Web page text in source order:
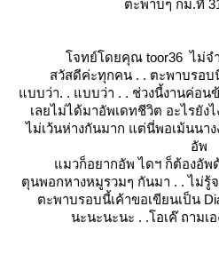
ตะพาบๆ กม.ที่
จทย์โดยคุณ toor36 ไม่จ
สวัสดีค่ะทุกคน . . ตะพาบรอบ
บบว่า. . แบบว่า . . ช่วงนี้งานค่อน
เลยไม่ได้มาอัพเดทชีวิต อะไรยัง
ไม่เว้นห่างกันมาก แต่นี่พอเม้นนา
อัพ
มวก็อยากอัพ ไดฯ ก็ต้องอัพ
ตุนพอกหางหมูรวมๆ กันมา . . ไม่รู้จ
ตะพาบรอบนี้เค้าขอเขียนเป็น
นะนะนะนะ . .โอเค๊ ถามเ